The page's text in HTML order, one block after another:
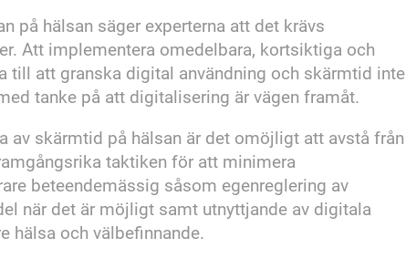
på hälsan säger experterna att det krävs
Att implementera omedelbara, kortsiktiga och
till att granska digital användning och skärmtid inte
tanke på att digitalisering är vägen framåt.
av skärmtid på hälsan är det omöjligt att avstå från
taktiken för att minimera
beteendemässig såsom egenreglering av
när det är möjligt samt utnyttjande av digitala
hälsa och välbefinnande.